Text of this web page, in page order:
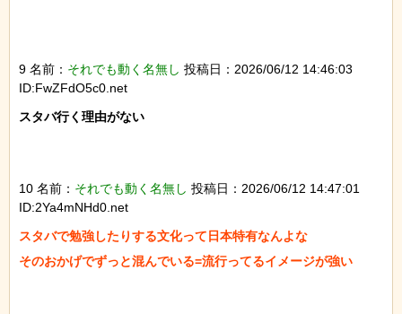
9 名前： それでも動く名無し 投稿日：2026/06/12 14:46:03
ID:FwZFdO5c0.net
スタバ行く理由がない
10 名前： それでも動く名無し 投稿日：2026/06/12 14:47:01
ID:2Ya4mNHd0.net
スタバで勉強したりする文化って日本特有なんよな
そのおかげでずっと混んでいる=流行ってるイメージが強い